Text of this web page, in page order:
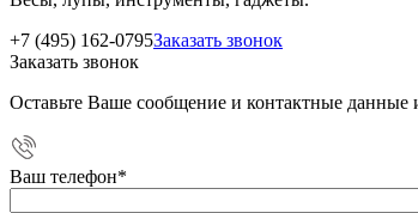
+7 (495) 162-0795Заказать звонок
Заказать звонок
Оставьте Ваше сообщение и контактные
Ваш телефон*